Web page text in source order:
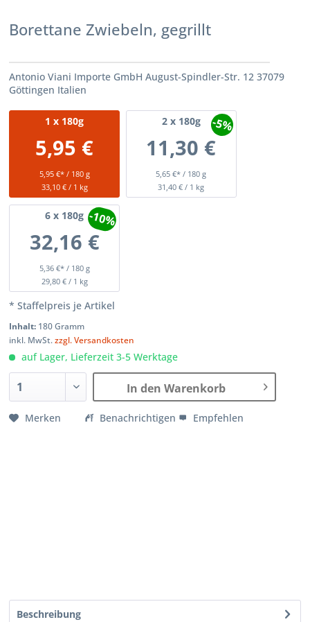
Borettane Zwiebeln, gegrillt
Antonio Viani Importe GmbH August-Spindler-Str. 12 37079
Göttingen Italien
1 x 180g
5,95 €
5,95 €* / 180 g
33,10 € / 1 kg
2x 180g
11,30 €
5,65 €* / 180 g
-5%
31,40 € / 1 kg
6 x 180g
32,16 €
5,36 €* / 180 g
-10%
29,80 € / 1 kg
* Staffelpreis je Artikel
Inhalt: 180 Gramm
inkl. MwSt.zzgl. Versandkosten
auf Lager, Lieferzeit 3-5 Werktage
In den Warenkorb
Merken Benachrichtigen Empfehlen
Beschreibung